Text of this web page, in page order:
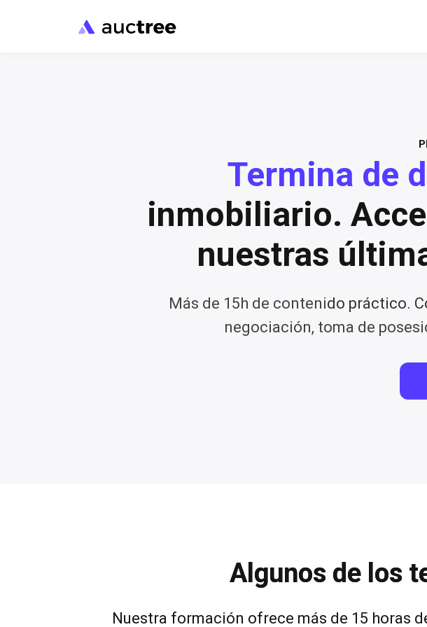
Termina de
inmobiliario.
nuestras
Más de 15h de contenido práctico.
negociación, toma de
Algunos de los
Nuestra formación ofrece más de 15 horas